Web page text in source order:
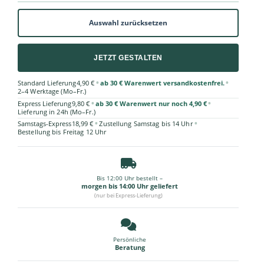
Auswahl zurücksetzen
JETZT GESTALTEN
Standard Lieferung4,90 € • ab 30 € Warenwert versandkostenfrei.•
2–4 Werktage (Mo–Fr.)
Express Lieferung9,80 € • ab 30 € Warenwert nur noch 4,90 €•
Lieferung in 24h (Mo–Fr.)
Samstags-Express18,99 € • Zustellung Samstag bis 14 Uhr •
Bestellung bis Freitag 12 Uhr
Bis 12:00 Uhr bestellt –
morgen bis 14:00 Uhr geliefert
(nur bei Express-Lieferung)
Persönliche
Beratung